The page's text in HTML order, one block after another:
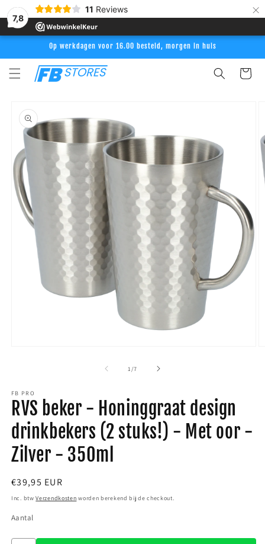
7,8
11 Reviews ×
Meteen
naar de
content
Op werkdagen voor 16.00 besteld, morgen in huis
in
modaal
1 /van
7
FB PRO
RVS beker - Honinggraat design
drinkbekers (2 stuks!) - Met oor -
Zilver - 350ml
Normale
prijs
€39,95 EUR
Inc. btwVerzendkosten worden berekend bij de checkout.
Aantal